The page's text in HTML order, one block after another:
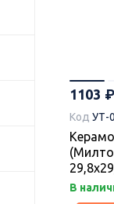
1103
Код УТ-
В